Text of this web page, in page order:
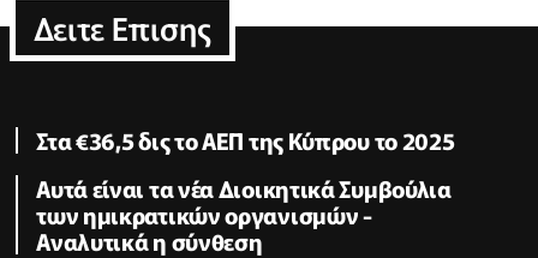
Δειτε Επισης
Στα €36,5 δις το ΑΕΠ της Κύπρου το 2025
Αυτά είναι τα νέα Διοικητικά Συμβούλια
των ημικρατικών οργανισμών -
Αναλυτικά η σύνθεση